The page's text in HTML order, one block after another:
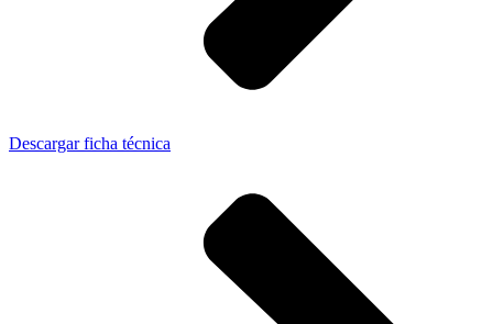
Descargar ficha técnica